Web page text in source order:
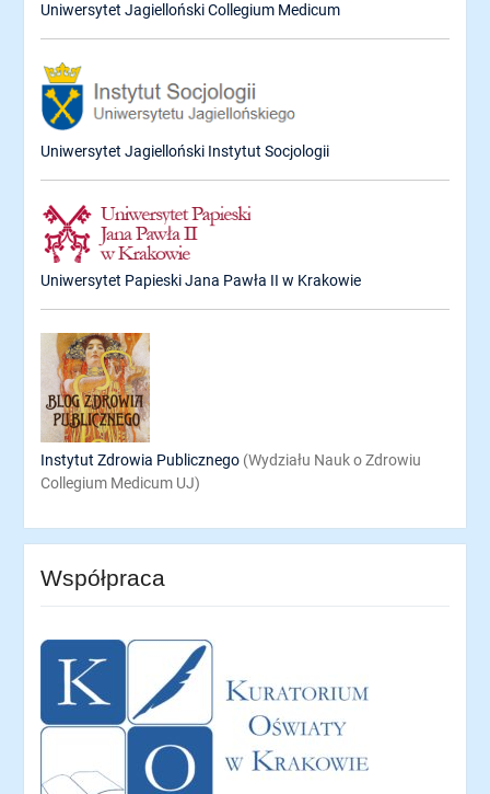
Uniwersytet Jagielloński Collegium Medicum
Uniwersytet Jagielloński Instytut Socjologii
Uniwersytet Papieski Jana Pawła II w Krakowie
Instytut Zdrowia Publicznego(Wydziału Nauk o Zdrowiu
Collegium Medicum UJ)
Współpraca